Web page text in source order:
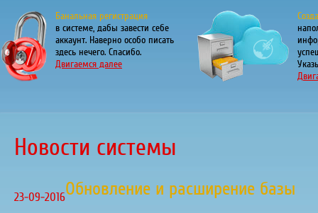
Банальная регистрация
в системе, дабы завести себе
аккаунт. Наверно особо писать
здесь нечего. Спасибо.
Двигаемся далее
Новости системы
23-09-2016Обновление и расширение базы